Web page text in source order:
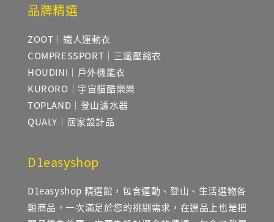
品牌精選
ZOOT｜鐵人運動衣
COMPRESSPORT｜三鐵壓縮衣
HOUDINI｜戶外機能衣
KURORO｜宇宙貓酷樂樂
TOPLAND｜登山濾水器
QUALY｜居家設計品
D1easyshop
D1easyshop 精選館，包含運動、登山、生活選物各
類商品，一次滿足於您的挑剔需求，在選品上也是把